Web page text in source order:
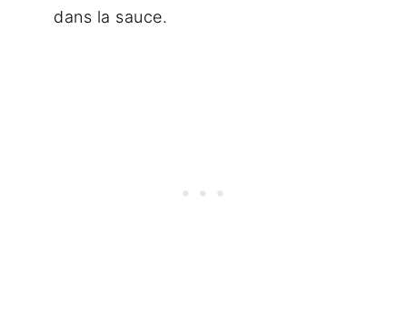
dans la sauce.